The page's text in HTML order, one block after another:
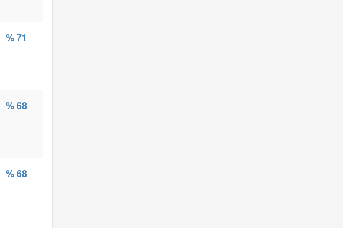
% 71
% 68
% 68